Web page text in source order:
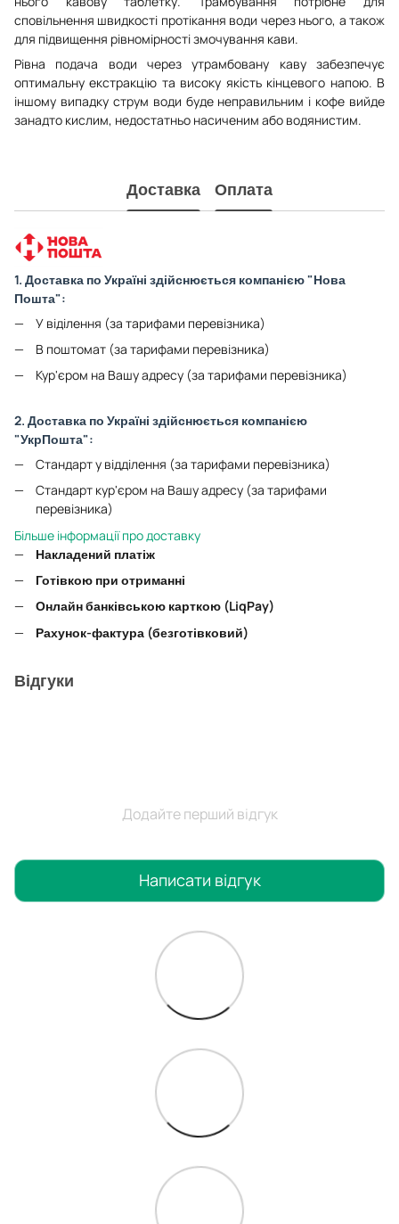
сповільнення швидкості протікання води через нього, а також
для підвищення рівномірності змочування кави.
Рівна подача води через утрамбовану каву забезпечує
оптимальну екстракцію та високу якість кінцевого напою. В
іншому випадку струм води буде неправильним і кофе вийде
занадто кислим, недостатньо насиченим або водянистим.
Доставка Оплата
1. Доставка по Україні здійснюється компанією "Нова
Пошта":
У віділення (за тарифами перевізника)
В поштомат (за тарифами перевізника)
Кур'єром на Вашу адресу (за тарифами перевізника)
2. Доставка по Україні здійснюється компанією
"УкрПошта":
Стандарт у відділення (за тарифами перевізника)
Стандарт кур'єром на Вашу адресу (за тарифами
перевізника)
Більше інформації про доставку
Накладений платіж
Готівкою при отриманні
Онлайн банківською карткою (LiqPay)
Рахунок-фактура (безготівковий)
Відгуки
Додайте перший відгук
Написати відгук